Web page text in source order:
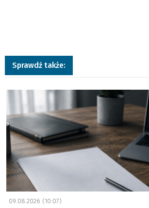
Sprawdź także:
a
09.08.2026 (10:07)